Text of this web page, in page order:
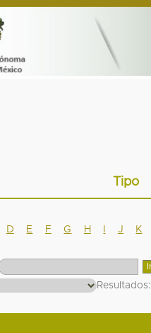
Tipo
D E F G H J K
Resultados: